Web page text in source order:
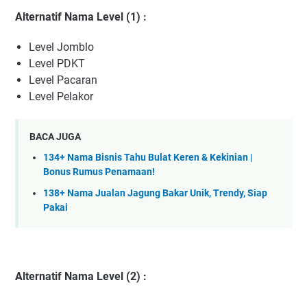
Alternatif Nama Level (1) :
Level Jomblo
Level PDKT
Level Pacaran
Level Pelakor
BACA JUGA
134+ Nama Bisnis Tahu Bulat Keren & Kekinian |
Bonus Rumus Penamaan!
138+ Nama Jualan Jagung Bakar Unik, Trendy, Siap
Pakai
Alternatif Nama Level (2) :